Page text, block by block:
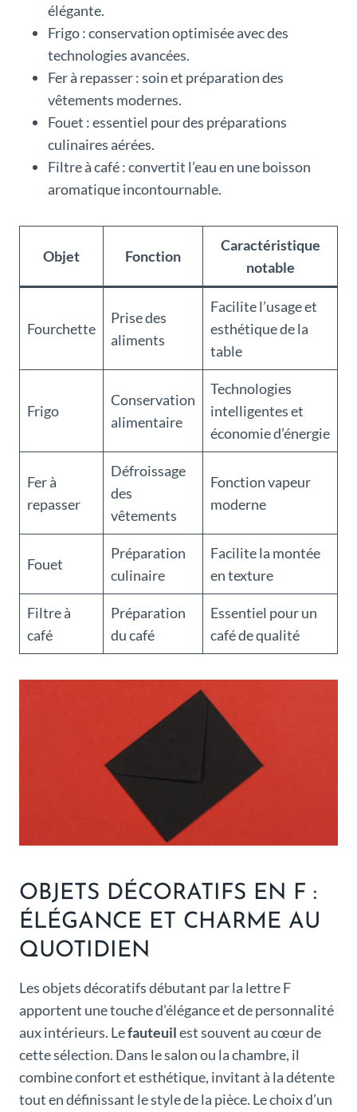
élégante.
Frigo : conservation optimisée avec des
technologies avancées.
Fer à repasser : soin et préparation des
vêtements modernes.
Fouet : essentiel pour des préparations
culinaires aérées.
Filtre à café : convertit l’eau en une boisson
aromatique incontournable.
Objet Fonction
Caractéristique
notable
Fourchette
Prise des
aliments
Facilite l’usage et
esthétique de la
table
Frigo
Conservation
alimentaire
Technologies
intelligentes et
économie d’énergie
Fer à
repasser
Défroissage
des
vêtements
Fonction vapeur
moderne
Fouet
Préparation
culinaire
Facilite la montée
en texture
Filtre à
café
Préparation
du café
Essentiel pour un
café de qualité
OBJETS DÉCORATIFS EN F :
ÉLÉGANCE ET CHARME AU
QUOTIDIEN
Les objets décoratifs débutant par la lettre F
apportent une touche d’élégance et de personnalité
aux intérieurs. Lefauteuilest souvent au cœur de
cette sélection. Dans le salon ou la chambre, il
combine confort et esthétique, invitant à la détente
tout en définissant le style de la pièce. Le choix d’un